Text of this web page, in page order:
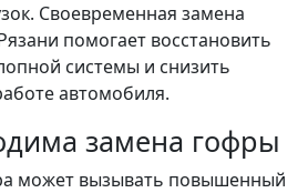
Своевременная замена
помогает восстановить
системы и снизить
автомобиля.
замена гофры
может вызывать повышенный